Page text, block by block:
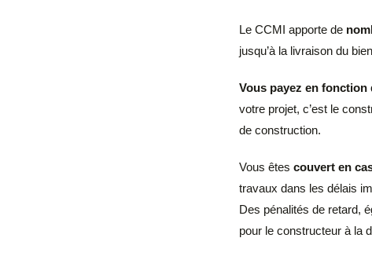
Le CCMI apporte de
jusqu’à la livraison du
Vous payez en fonction
votre projet, c’est le
de construction.
Vous êtes couvert en
travaux dans les délais
Des pénalités de retard,
pour le constructeur à la